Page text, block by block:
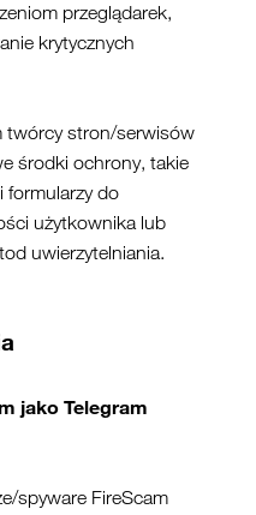
przeglądarek,
krytycznych
twórcy stron/serwisów
środki ochrony, takie
formularzy do
użytkownika lub
uwierzytelniania.
jako Telegram
/spyware FireScam